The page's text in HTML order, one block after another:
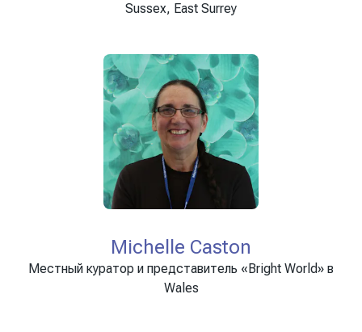
Sussex, East Surrey
Michelle Caston
Местный куратор и представитель «Bright World» в
Wales